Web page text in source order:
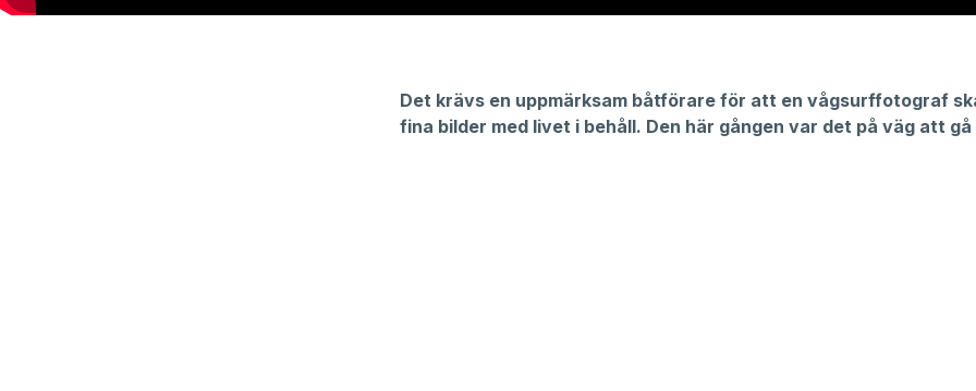
Det krävs en uppmärksam båtförare för att en vågsurffotograf
fina bilder med livet i behåll. Den här gången var det på väg att gå